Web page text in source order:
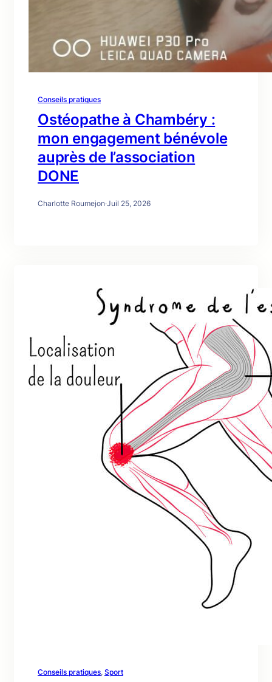
Conseils pratiques
Ostéopathe à Chambéry :
mon engagement bénévole
auprès de l’association
DONE
Charlotte Roumejon·Juil 25, 2026
Conseils pratiques, Sport